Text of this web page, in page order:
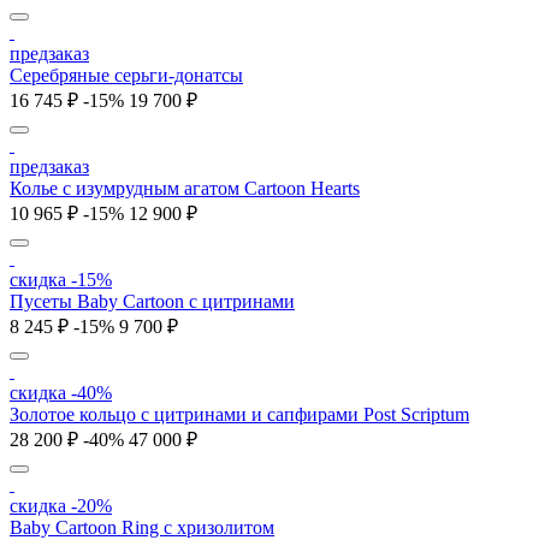
предзаказ
Серебряные серьги-донатсы
16 745 ₽ -15% 19 700 ₽
предзаказ
Колье c изумрудным агатом Cartoon Hearts
10 965 ₽ -15% 12 900 ₽
скидка -15%
Пусеты Baby Cartoon с цитринами
8 245 ₽ -15% 9 700 ₽
скидка -40%
Золотое кольцо с цитринами и сапфирами Post Scriptum
28 200 ₽ -40% 47 000 ₽
скидка -20%
Baby Cartoon Ring с хризолитом